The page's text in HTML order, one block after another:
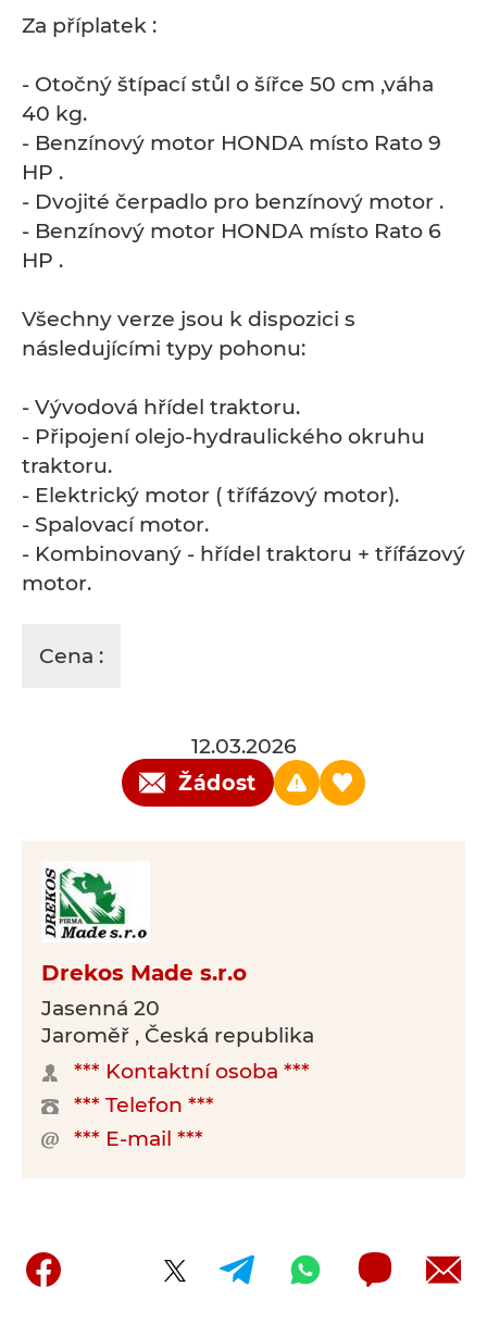
Za příplatek :
- Otočný štípací stůl o šířce 50 cm ,váha
40 kg.
- Benzínový motor HONDA místo Rato 9
HP .
- Dvojité čerpadlo pro benzínový motor .
- Benzínový motor HONDA místo Rato 6
HP .
Všechny verze jsou k dispozici s
následujícími typy pohonu:
- Vývodová hřídel traktoru.
- Připojení olejo-hydraulického okruhu
traktoru.
- Elektrický motor ( třífázový motor).
- Spalovací motor.
- Kombinovaný - hřídel traktoru + třífázový
motor.
Cena :
12.03.2026
Žádost
Drekos Made s.r.o
Jasenná 20
Jaroměř , Česká republika
*** Kontaktní osoba ***
*** Telefon ***
*** E-mail ***